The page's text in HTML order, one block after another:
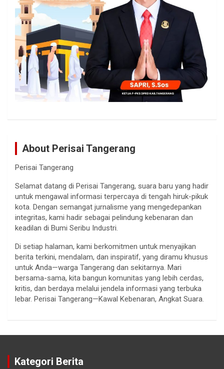
About Perisai Tangerang
Perisai Tangerang
Selamat datang di Perisai Tangerang, suara baru yang hadir
untuk mengawal informasi terpercaya di tengah hiruk-pikuk
kota. Dengan semangat jurnalisme yang mengedepankan
integritas, kami hadir sebagai pelindung kebenaran dan
keadilan di Bumi Seribu Industri.
Di setiap halaman, kami berkomitmen untuk menyajikan
berita terkini, mendalam, dan inspiratif, yang diramu khusus
untuk Anda—warga Tangerang dan sekitarnya. Mari
bersama-sama, kita bangun komunitas yang lebih cerdas,
kritis, dan berdaya melalui jendela informasi yang terbuka
lebar. Perisai Tangerang—Kawal Kebenaran, Angkat Suara.
Kategori Berita